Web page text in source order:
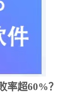
率超60%？